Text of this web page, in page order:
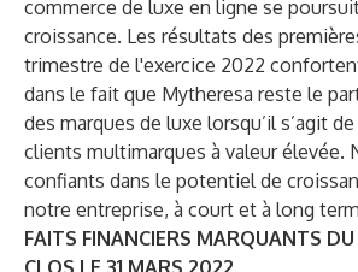
commerce de luxe en ligne se
croissance. Les résultats des
trimestre de l'exercice 2022
dans le fait que Mytheresa reste le
des marques de luxe lorsqu’il s’agit
clients multimarques à valeur élevée.
confiants dans le potentiel de
notre entreprise, à court et à long
FAITS FINANCIERS MARQUANTS
CLOS LE 31 MARS 2022